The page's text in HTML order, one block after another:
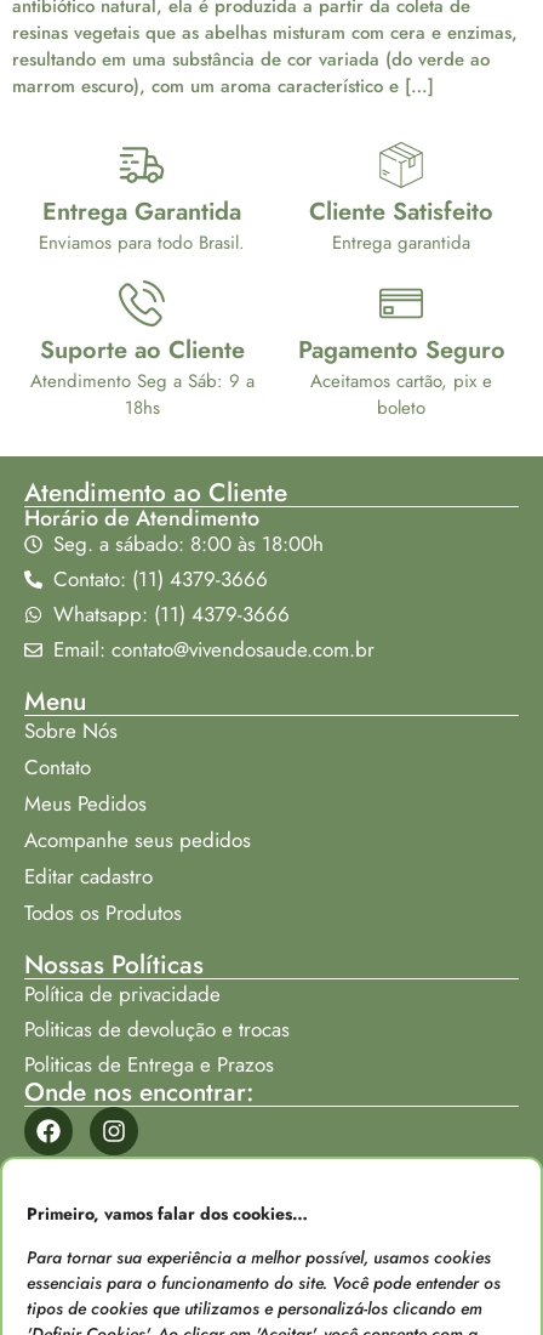
Primeiro, vamos falar dos cookies…
Para tornar sua experiência a melhor possível, usamos cookies
essenciais para o funcionamento do site. Você pode entender os
tipos de cookies que utilizamos e personalizá-los clicando em
antibiótico natural, ela é produzida a partir da coleta de
resinas vegetais que as abelhas misturam com cera e enzimas,
resultando em uma substância de cor variada (do verde ao
marrom escuro), com um aroma característico e […]
Entrega Garantida
Enviamos para todo Brasil.
Cliente Satisfeito
Entrega garantida
Suporte ao Cliente
Atendimento Seg a Sáb: 9 a
18hs
Pagamento Seguro
Aceitamos cartão, pix e
boleto
Atendimento ao Cliente
Horário de Atendimento
Seg. a sábado: 8:00 às 18:00h
Contato: (11) 4379-3666
Whatsapp: (11) 4379-3666
Email: contato@vivendosaude.com.br
Menu
Sobre Nós
Contato
Meus Pedidos
Acompanhe seus pedidos
Editar cadastro
Todos os Produtos
Nossas Políticas
Política de privacidade
Politicas de devolução e trocas
Politicas de Entrega e Prazos
Onde nos encontrar: